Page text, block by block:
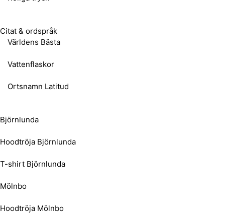
Citat & ordspråk
Världens Bästa
Vattenflaskor
Ortsnamn Latitud
Björnlunda
Hoodtröja Björnlunda
T-shirt Björnlunda
Mölnbo
Hoodtröja Mölnbo